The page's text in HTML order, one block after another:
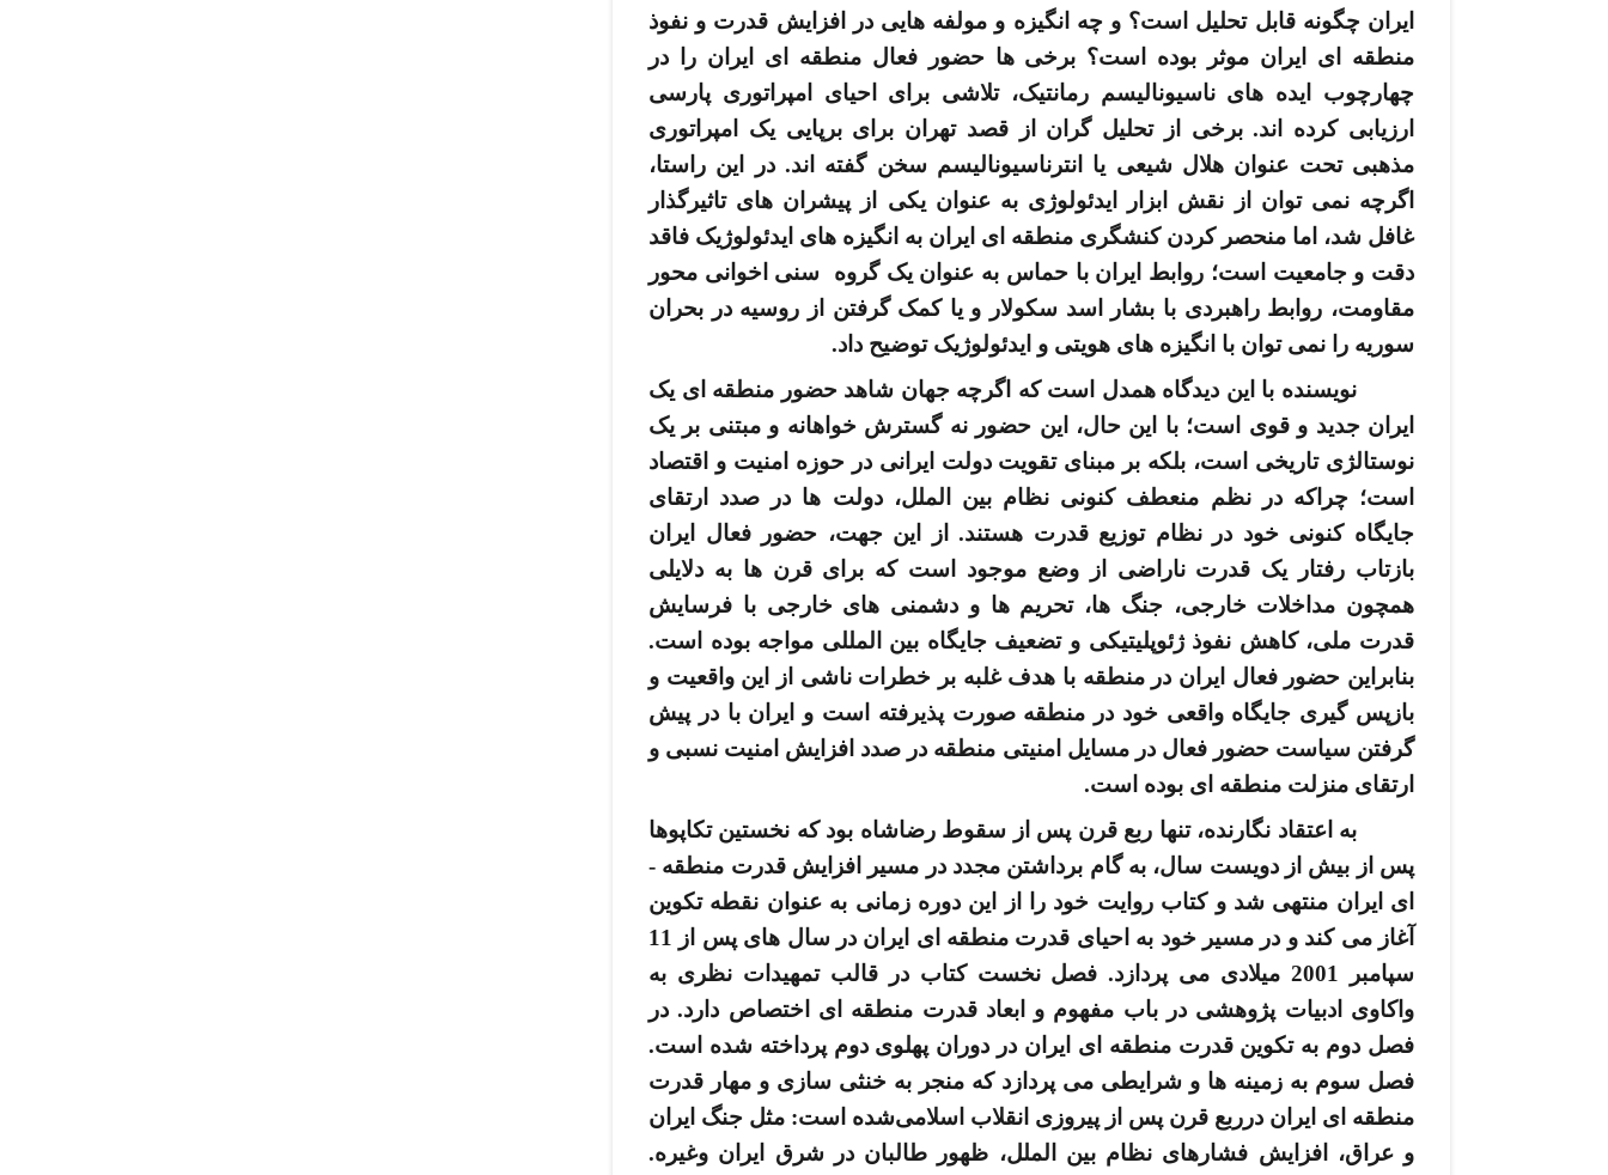
ایران چگونه قابل تحلیل است؟ و چه انگیزه و مولفه­ هایی در افزایش قدرت و نفوذ
منطقه­ ای ایران موثر بوده­ است؟ برخی­ ها حضور فعال منطقه ­ای ایران را در
چهارچوب ایده ­های ناسیونالیسم رمانتیک، تلاشی برای احیای امپراتوری پارسی
ارزیابی کرده ­اند. برخی از تحلیل­ گران از قصد تهران برای برپایی یک امپراتوری
مذهبی تحت عنوان هلال شیعی یا انترناسیونالیسم سخن گفته­ اند. در این راستا،
اگرچه نمی ­توان از نقش ابزار ایدئولوژی به عنوان یکی از پیشران­ های تاثیرگذار
غافل شد، اما منحصر کردن کنشگری منطقه­ ای ایران به انگیزه­ های ایدئولوژیک فاقد
دقت و جامعیت است؛ روابط ایران با حماس به عنوان یک گروه سنی اخوانی محور
مقاومت، روابط راهبردی با بشار اسد سکولار و یا کمک گرفتن از روسیه در بحران
سوریه را نمی­ توان با انگیزه­ های هویتی و ایدئولوژیک توضیح داد.
نویسنده با این دیدگاه همدل است که اگرچه جهان شاهد حضور منطقه­ ای یک
ایران جدید و قوی است؛ با این حال، این حضور نه گسترش­ خواهانه و مبتنی بر یک
نوستالژی تاریخی است، بلکه بر مبنای تقویت دولت ایرانی در حوزه امنیت و اقتصاد
است؛ چراکه در نظم منعطف کنونی نظام بین­ الملل، دولت ­ها در صدد ارتقای
جایگاه کنونی خود در نظام توزیع قدرت هستند. از این جهت، حضور فعال ایران
بازتاب رفتار یک قدرت ناراضی از وضع موجود است که برای قرن­ ها به دلایلی
همچون مداخلات خارجی، جنگ ­ها، تحریم ­ها و دشمنی­ های خارجی با فرسایش
قدرت ملی، کاهش نفوذ ژئوپلیتیکی و تضعیف جایگاه بین ­المللی مواجه بوده­ است.
بنابراین حضور فعال ایران در منطقه با هدف غلبه بر خطرات ناشی از این واقعیت و
بازپس­ گیری جایگاه واقعی خود در منطقه صورت پذیرفته ­است و ایران با در پیش
گرفتن سیاست حضور فعال در مسایل امنیتی منطقه در صدد افزایش امنیت نسبی و
ارتقای منزلت منطقه ­ای بوده ­است.
به اعتقاد نگارنده، تنها ربع قرن پس از سقوط رضاشاه بود که نخستین تکاپوها
پس از بیش از دویست سال، به گام برداشتن مجدد در مسیر افزایش قدرت منطقه ­
ای ایران منتهی شد و کتاب روایت خود را از این دوره زمانی به عنوان نقطه تکوین
آغاز می­ کند و در مسیر خود به احیای قدرت منطقه ­ای ایران در سال­ های پس از 11
سپامبر 2001 میلادی می ­پردازد. فصل نخست کتاب در قالب تمهیدات نظری به
واکاوی ادبیات پژوهشی در باب مفهوم و ابعاد قدرت منطقه ­ای اختصاص دارد. در
فصل دوم به تکوین قدرت منطقه ­ای ایران در دوران پهلوی دوم پرداخته شده­ است.
فصل سوم به زمینه ­ها و شرایطی می ­پردازد که منجر به خنثی ­سازی و مهار قدرت
منطقه­ ای ایران درربع قرن پس از پیروزی انقلاب اسلامی‌شده ­است: مثل جنگ ایران
و عراق، افزایش فشارهای نظام بین­ الملل، ظهور طالبان در شرق ایران وغیره.